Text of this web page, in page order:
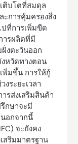
ติบโตที่สมดุล
การคุ้มครองสิ่ง
ที่การเพิ่มขีด
ารผลิตที่มี
งตะวันออก
หวัดทางตอน
พิ่มขึ้น การให้กู้
ระยะเวลา
รส่งเสริมสินค้า
กษาจะมี
อกจากนี้
จะยังคง
สริมมาตรฐาน